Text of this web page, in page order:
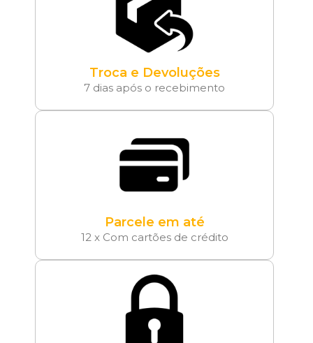
Troca e Devoluções
7 dias após o recebimento
Parcele em até
12 x Com cartões de crédito